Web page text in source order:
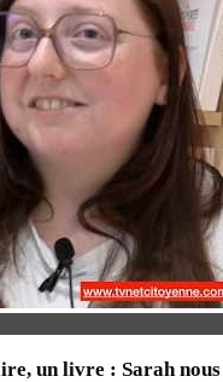
un livre : Sarah